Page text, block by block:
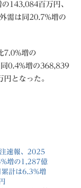
143,084百万円、
需は同20.7%増の
7.0%増の
0.4%増の368,839
となった。
速報、2025
増の1,287億
累計は6.3%増